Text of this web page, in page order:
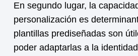
En segundo lugar, la
personalización es
plantillas prediseñadas son
poder adaptarlas a la